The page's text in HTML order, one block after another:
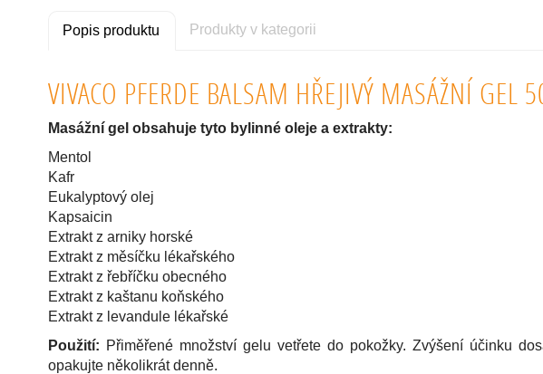
Popis produktu Produkty v kategorii
VIVACO PFERDE BALSAM HŘEJIVÝ MASÁŽNÍ GEL
Masážní gel obsahuje tyto bylinné oleje a extrakty:
Mentol
Kafr
Eukalyptový olej
Kapsaicin
Extrakt z arniky horské
Extrakt z měsíčku lékařského
Extrakt z řebříčku obecného
Extrakt z kaštanu koňského
Extrakt z levandule lékařské
Použití: Přiměřené množství gelu vetřete do pokožky. Zvýšení účinku
opakujte několikrát denně.